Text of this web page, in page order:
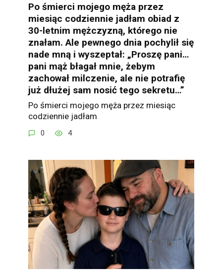
Po śmierci mojego męża przez
miesiąc codziennie jadłam obiad z
30-letnim mężczyzną, którego nie
znałam. Ale pewnego dnia pochylił się
nade mną i wyszeptał: „Proszę pani…
pani mąż błagał mnie, żebym
zachował milczenie, ale nie potrafię
już dłużej sam nosić tego sekretu…”
Po śmierci mojego męża przez miesiąc
codziennie jadłam
0 4